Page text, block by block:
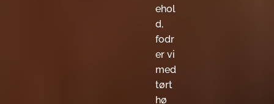
ehol
d,
fodr
er vi
med
tørt
hø